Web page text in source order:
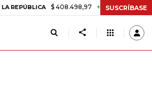
$ 408.498,97 +$ 8.753,81 +2,19%
SUSCRÍBASE